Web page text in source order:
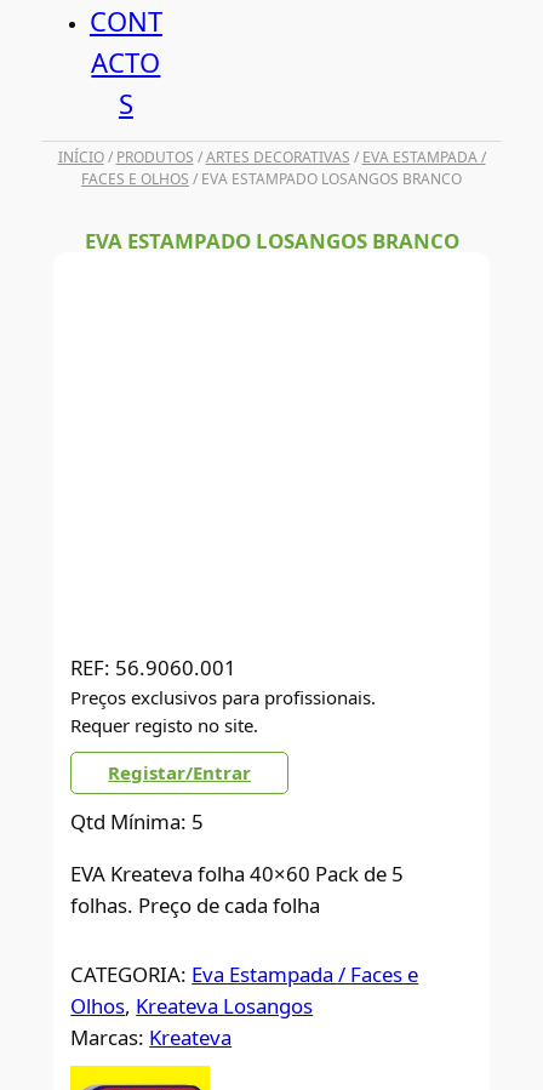
CONT
ACTO
S
INÍCIO/ PRODUTOS /ARTES DECORATIVAS / EVA ESTAMPADA /
FACES E OLHOS / EVA ESTAMPADO LOSANGOS BRANCO
EVA ESTAMPADO LOSANGOS BRANCO
REF: 56.9060.001
Preços exclusivos para profissionais.
Requer registo no site.
Registar/Entrar
Qtd Mínima: 5
EVA Kreateva folha 40×60 Pack de 5
folhas. Preço de cada folha
CATEGORIA: Eva Estampada / Faces e
Olhos, Kreateva Losangos
Marcas: Kreateva